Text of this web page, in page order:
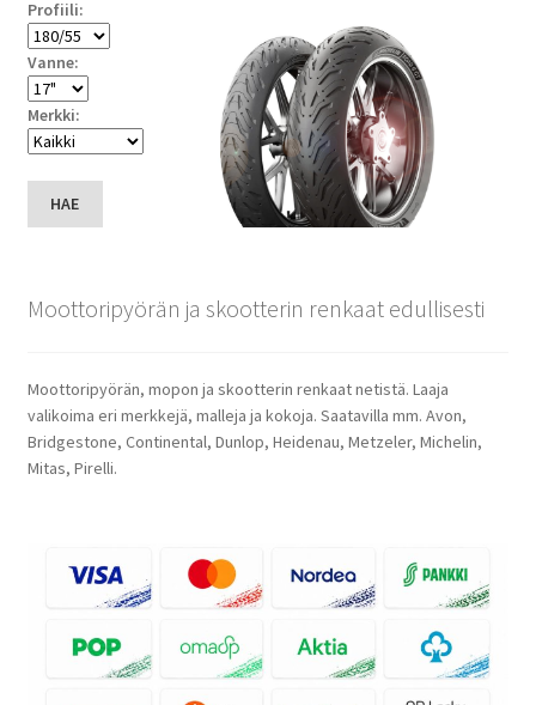
Profiili:
Vanne:
Merkki:
HAE
Moottoripyörän ja skootterin renkaat edullisesti
Moottoripyörän, mopon ja skootterin renkaat netistä. Laaja
valikoima eri merkkejä, malleja ja kokoja. Saatavilla mm. Avon,
Bridgestone, Continental, Dunlop, Heidenau, Metzeler, Michelin,
Mitas, Pirelli.